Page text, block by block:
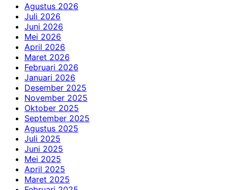
Agustus 2026
Juli 2026
Juni 2026
Mei 2026
April 2026
Maret 2026
Februari 2026
Januari 2026
Desember 2025
November 2025
Oktober 2025
September 2025
Agustus 2025
Juli 2025
Juni 2025
Mei 2025
April 2025
Maret 2025